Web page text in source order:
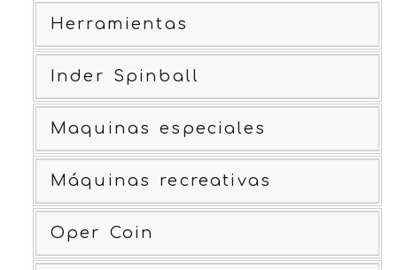
Herramientas
Inder Spinball
Maquinas especiales
Máquinas recreativas
Oper Coin